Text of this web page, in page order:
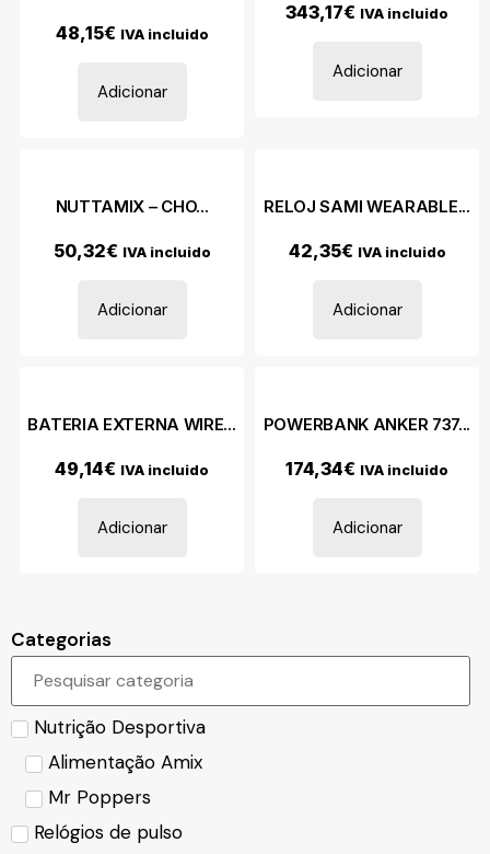
Categorias
Nutrição Desportiva
Alimentação Amix
Mr Poppers
Relógios de pulso
48,15€ IVA incluido
Adicionar
343,17€ IVA incluido
Adicionar
NUTTAMIX – CHO...
50,32€ IVA incluido
Adicionar
RELOJ SAMI WEARABLE...
42,35€ IVA incluido
Adicionar
BATERIA EXTERNA WIRE...
49,14€ IVA incluido
Adicionar
POWERBANK ANKER 737...
174,34€ IVA incluido
Adicionar